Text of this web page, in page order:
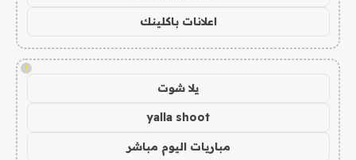
اعلانات باكلينك
!
يلا شوت
yalla shoot
مباريات اليوم مباشر